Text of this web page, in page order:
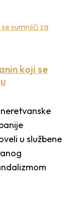
koji se
u službene